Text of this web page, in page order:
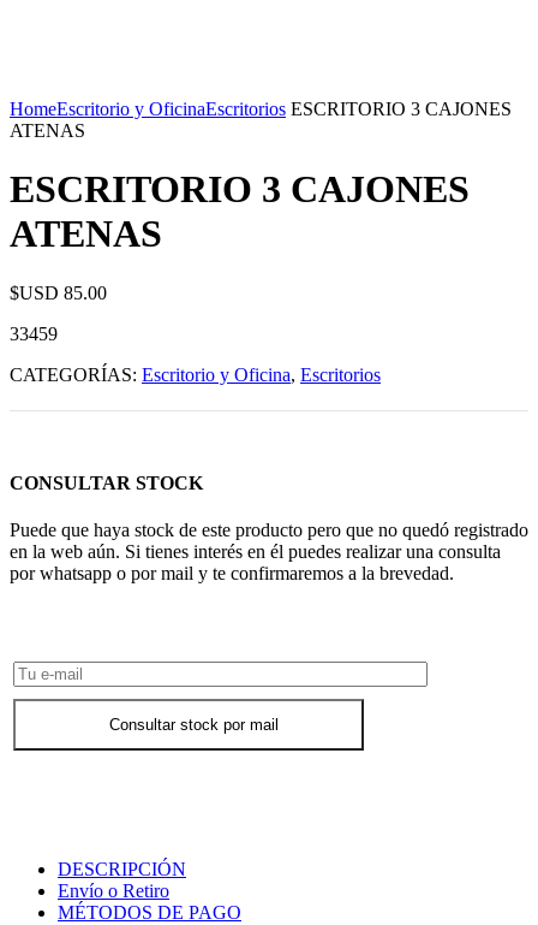
HomeEscritorio y OficinaEscritorios ESCRITORIO 3 CAJONES
ATENAS
ESCRITORIO 3 CAJONES
ATENAS
$USD 85.00
33459
CATEGORÍAS: Escritorio y Oficina, Escritorios
CONSULTAR STOCK
Puede que haya stock de este producto pero que no quedó registrado
en la web aún. Si tienes interés en él puedes realizar una consulta
por whatsapp o por mail y te confirmaremos a la brevedad.
Consultar stock por mail
DESCRIPCIÓN
Envío o Retiro
MÉTODOS DE PAGO